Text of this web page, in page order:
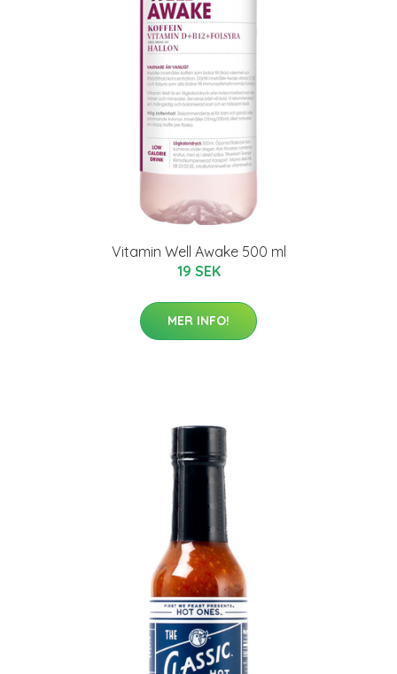
Vitamin Well Awake 500 ml
19 SEK
MER INFO!